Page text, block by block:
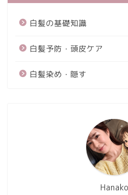
白髪の基礎知識
白髪予防・頭皮ケア
白髪染め・隠す
Hanako